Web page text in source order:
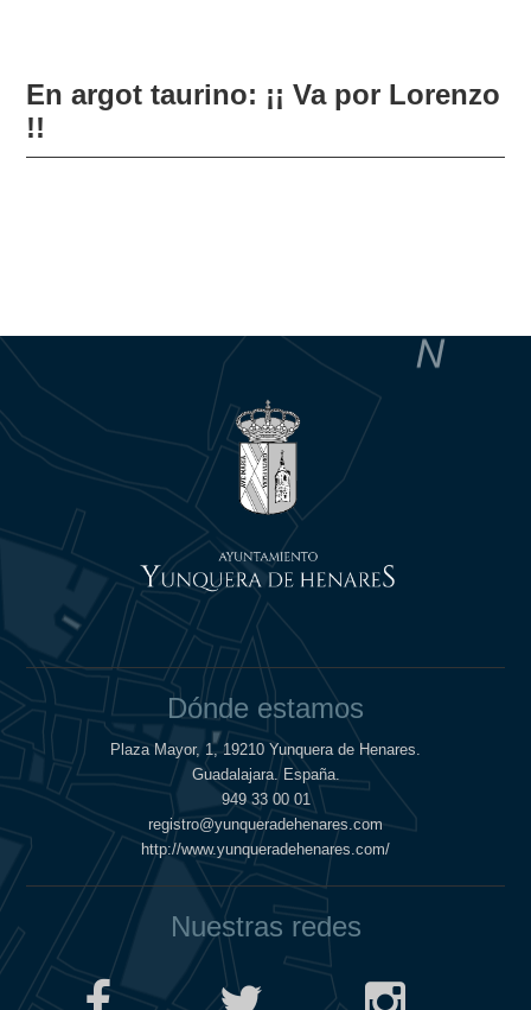
En argot taurino: ¡¡ Va por Lorenzo
!!
Dónde estamos
Plaza Mayor, 1, 19210 Yunquera de Henares.
Guadalajara. España.
949 33 00 01
registro@yunqueradehenares.com
http://www.yunqueradehenares.com/
Nuestras redes